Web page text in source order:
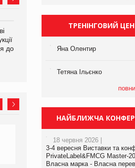
до
Аргентина повертається з
на європейський ринок
ТРЕНІНГОВИЙ
Яна Олентир
Тетяна Ільєнко
НАЙБЛИЖЧА
18 червня 2026 |
3-4 вересня Виставки та
PrivateLabel&FMCG Master-
Власна марка - Власна